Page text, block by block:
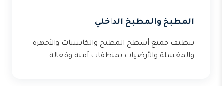
المطبخ والمطبخ الداخلي
تنظيف جميع أسطح المطبخ والكابينتات والأجهزة
والمغسلة والأرضيات بمنظفات آمنة وفعالة.